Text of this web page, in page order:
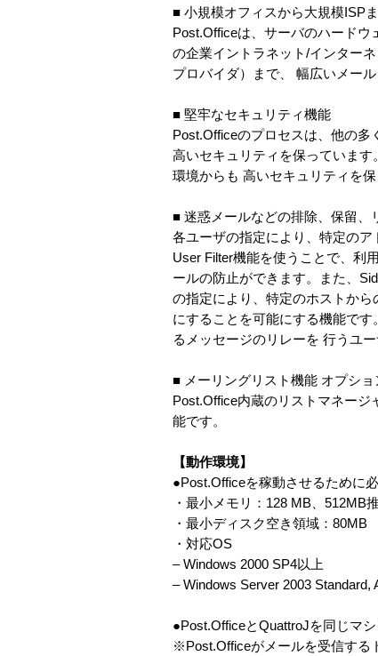
■ 小規模オフィスから大規模ISP
Post.Officeは、サーバのハード
の企業イントラネット/インター
プロバイダ）まで、 幅広いメー
■ 堅牢なセキュリティ機能
Post.Officeのプロセスは、他の多
高いセキュリティを保っていま
環境からも 高いセキュリティを
■ 迷惑メールなどの排除、保留、
各ユーザの指定により、特定の
User Filter機能を使うことで、利
ールの防止ができます。また、
の指定により、特定のホストか
にすることを可能にする機能で
るメッセージのリレーを 行うユ
■ メーリングリスト機能 オプショ
Post.Office内蔵のリストマネー
能です。
【動作環境】
●Post.Officeを稼動させるために
・最小メモリ：128 MB、512MB
・最小ディスク空き領域：80MB
・対応OS
– Windows 2000 SP4以上
– Windows Server 2003 Standard,
●Post.OfficeとQuattroJを同じマ
※Post.Officeがメールを受信する